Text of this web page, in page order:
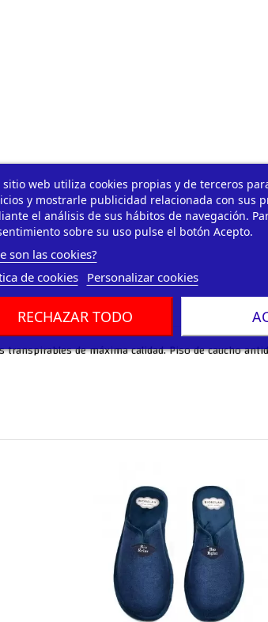
sitio web utiliza cookies propias y de terceros
y mostrarle publicidad relacionada con sus
el análisis de sus hábitos de navegación.
sobre su uso pulse el botón Acepto.
son las cookies?
de cookies
Personalizar cookies
RECHAZAR TODO
de máxima calidad. Piso de caucho